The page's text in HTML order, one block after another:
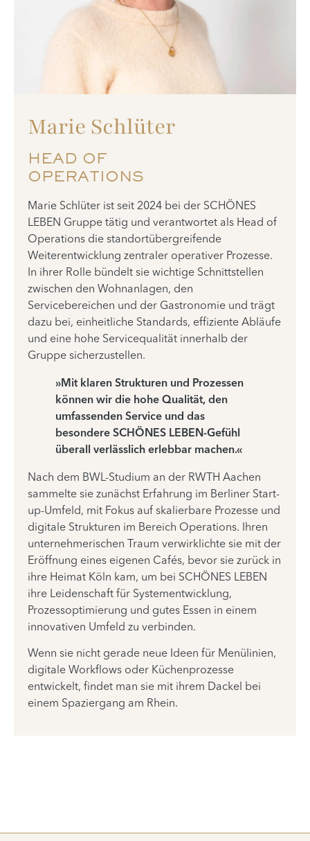
Marie Schlüter
HEAD OF
OPERATIONS
Marie Schlüter ist seit 2024 bei der SCHÖNES
LEBEN Gruppe tätig und verantwortet als Head of
Operations die standortübergreifende
Weiterentwicklung zentraler operativer Prozesse.
In ihrer Rolle bündelt sie wichtige Schnittstellen
zwischen den Wohnanlagen, den
Servicebereichen und der Gastronomie und trägt
dazu bei, einheitliche Standards, effiziente Abläufe
und eine hohe Servicequalität innerhalb der
Gruppe sicherzustellen.
»Mit klaren Strukturen und Prozessen
können wir die hohe Qualität, den
umfassenden Service und das
besondere SCHÖNES LEBEN-Gefühl
überall verlässlich erlebbar machen.«
Nach dem BWL-Studium an der RWTH Aachen
sammelte sie zunächst Erfahrung im Berliner Start-
up-Umfeld, mit Fokus auf skalierbare Prozesse und
digitale Strukturen im Bereich Operations. Ihren
unternehmerischen Traum verwirklichte sie mit der
Eröffnung eines eigenen Cafés, bevor sie zurück in
ihre Heimat Köln kam, um bei SCHÖNES LEBEN
ihre Leidenschaft für Systementwicklung,
Prozessoptimierung und gutes Essen in einem
innovativen Umfeld zu verbinden.
Wenn sie nicht gerade neue Ideen für Menülinien,
digitale Workflows oder Küchenprozesse
entwickelt, findet man sie mit ihrem Dackel bei
einem Spaziergang am Rhein.